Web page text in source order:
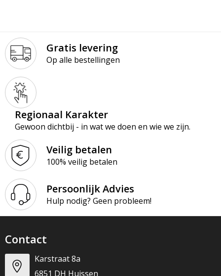
Gratis levering
Op alle bestellingen
Regionaal Karakter
Gewoon dichtbij - in wat we doen en wie we zijn.
Veilig betalen
100% veilig betalen
Persoonlijk Advies
Hulp nodig? Geen probleem!
Contact
Karstraat 8a
6851 DH Huissen